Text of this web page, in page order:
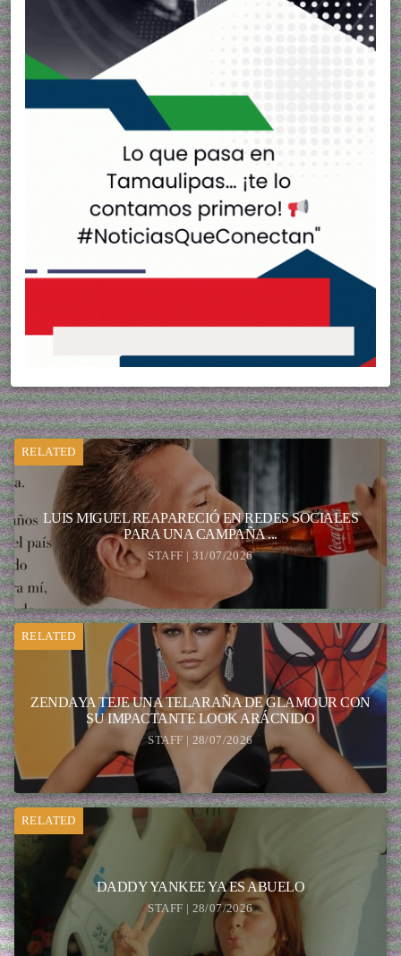
RELATED
LUIS MIGUEL REAPARECIÓ EN REDES SOCIALES
PARA UNA CAMPAÑA ...
STAFF | 31/07/2026
RELATED
ZENDAYA TEJE UNA TELARAÑA DE GLAMOUR CON
SU IMPACTANTE LOOK ARÁCNIDO
STAFF | 28/07/2026
RELATED
DADDY YANKEE YA ES ABUELO
STAFF | 28/07/2026